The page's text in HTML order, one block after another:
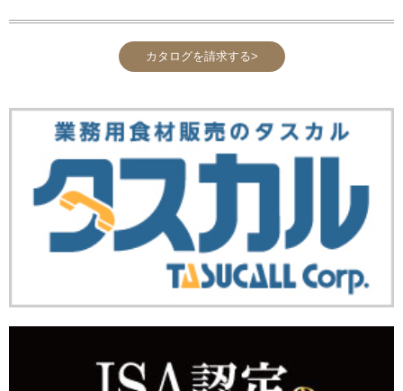
カタログを請求する>